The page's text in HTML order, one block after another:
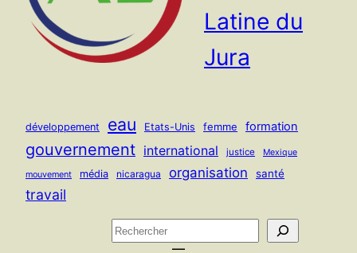
Latine du
Jura
développement eau Etats-Unis femme formation
gouvernement international justice Mexique
mouvement média nicaragua organisation santé
travail
R